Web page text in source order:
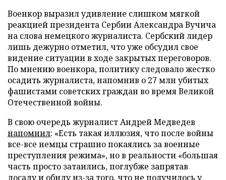
Военкор выразил удивление слишком мягкой
реакцией президента Сербии Александра Вучича
на слова немецкого журналиста. Сербский лидер
лишь дежурно отметил, что уже обсудил свое
видение ситуации в ходе закрытых переговоров.
По мнению военкора, политику следовало жестко
осадить журналиста, напомнив о 27 млн убитых
фашистами советских граждан во время Великой
Отечественной войны.
В свою очередь журналист Андрей Медведев
напомнил: «Есть такая иллюзия, что после войны
все-все немцы страшно покаялись за военные
преступления режима», но в реальности «большая
часть просто затаились, поглубже запрятав
досаду и обиду из-за того, что не получилось у